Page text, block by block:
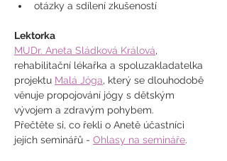
otázky a sdílení zkušeností
Lektorka
MUDr. Aneta Sládková Králová,
rehabilitační lékařka a spoluzakladatelka
projektu Malá Jóga, který se dlouhodobě
věnuje propojování jógy s dětským
vývojem a zdravým pohybem.
Přečtěte si, co řekli o Anetě účastníci
jejích seminářů - Ohlasy na semináře.